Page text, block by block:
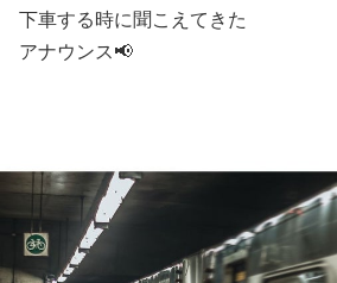
下車する時に聞こえてきた
アナウンス📢